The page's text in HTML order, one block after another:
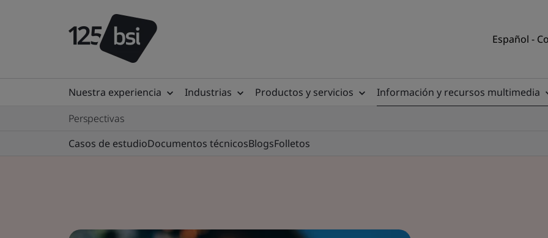
Español -
Nuestra experiencia Industrias Productos y servicios Información y recursos multimedia
Perspectivas
Casos de estudioDocumentos técnicosBlogsFolletos